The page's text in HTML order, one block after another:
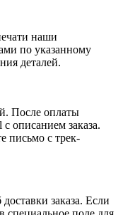
наши
по указанному
деталей.
После оплаты
описанием заказа.
письмо с трек-
заказа. Если